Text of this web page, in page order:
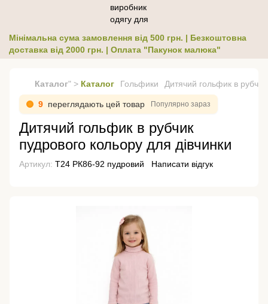
Мінімальна сума замовлення від 500 грн. | Безкоштовна
доставка від 2000 грн. | Оплата "Пакунок малюка"
Каталог" > Каталог Гольфики Дитячий гольфик в
9 переглядають цей товар Популярно зараз
Дитячий гольфик в рубчик
пудрового кольору для дівчинки
Артикул: Т24 РК86-92 пудровий Написати відгук